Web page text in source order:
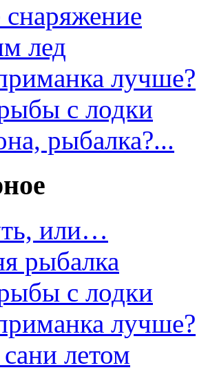
снаряжение
лед
лучше?
с лодки
рыбалка?...
или…
рыбалка
с лодки
лучше?
летом